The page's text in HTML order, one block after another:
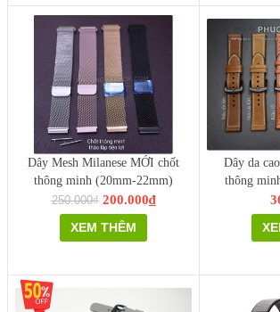
Dây Mesh Milanese MỚI chốt
thông minh (20mm-22mm)
250.000₫ 200.000₫
XEM THÊM
Dây da
thông